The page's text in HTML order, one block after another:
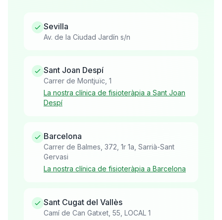
Sevilla
Av. de la Ciudad Jardín s/n
Sant Joan Despí
Carrer de Montjuïc, 1
La nostra clínica de fisioteràpia a Sant Joan
Despí
Barcelona
Carrer de Balmes, 372, 1r 1a, Sarrià-Sant
Gervasi
La nostra clínica de fisioteràpia a Barcelona
Sant Cugat del Vallès
Camí de Can Gatxet, 55, LOCAL 1